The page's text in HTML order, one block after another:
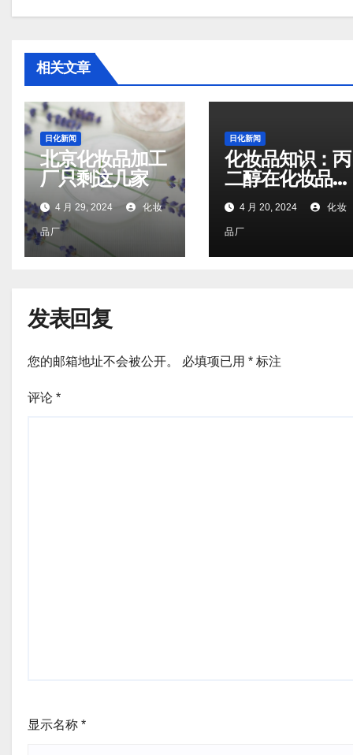
相关文章
日化新闻
北京化妆品加工
厂只剩这几家
4 月 29, 2024 化妆
品厂
日化新闻
化妆品知识：丙
二醇在化妆品里
的作用
4 月 20, 2024 化妆
品厂
发表回复
您的邮箱地址不会被公开。 必填项已用 * 标注
评论 *
显示名称 *